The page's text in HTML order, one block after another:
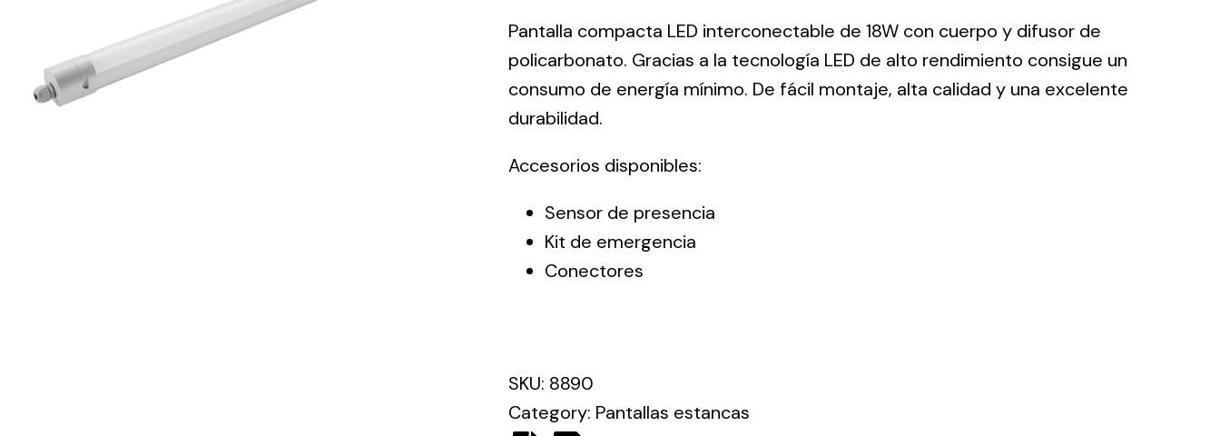
Ventilation
The
Novovent into
meant a greater
offer of
ventilation
Pantalla compacta LED interconectable de 18W con cuerpo y difusor de
policarbonato. Gracias a la tecnología LED de alto rendimiento consigue un
consumo de energía mínimo. De fácil montaje, alta calidad y una excelente
durabilidad.
Accesorios disponibles:
Sensor de presencia
Kit de emergencia
Conectores
SKU: 8890
Category: Pantallas estancas